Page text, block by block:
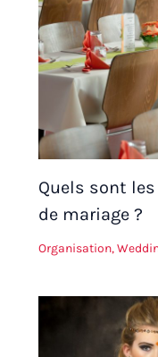
Quels sont
de mariage ?
Organisation,